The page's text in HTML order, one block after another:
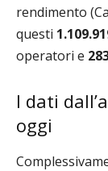
rendimento
questi
operatori e
I dati
oggi